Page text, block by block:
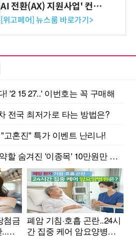
AI 전환(AX) 지원사업' 컨소
시엄 선정
[위고페어] 뉴스룸 바로가기>